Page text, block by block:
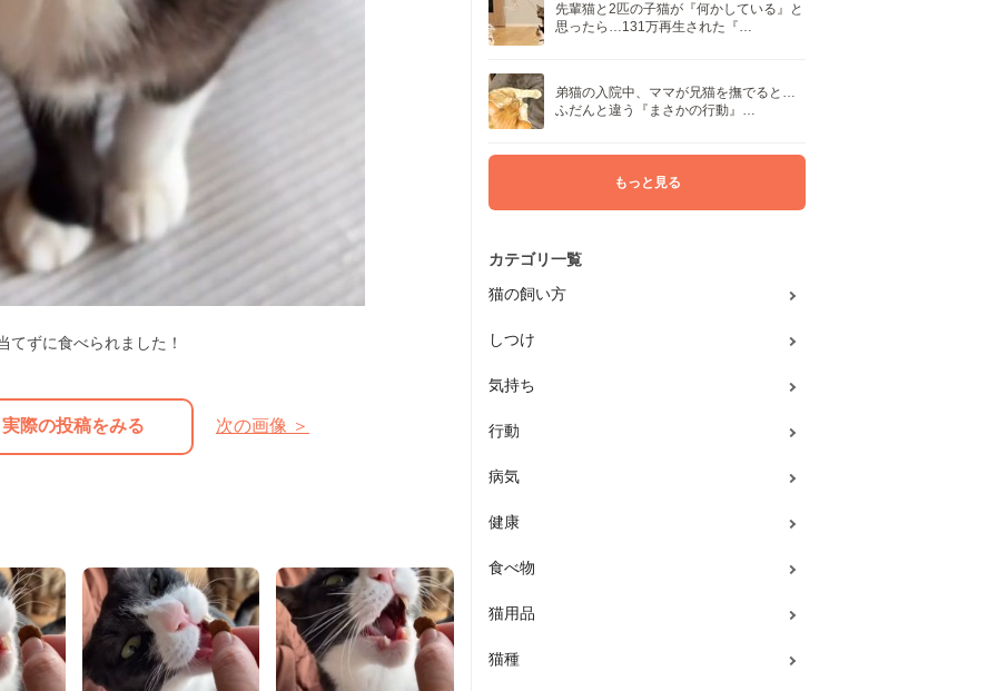
てずに食べられました！
実際の投稿をみる 次の画像 ＞
先輩猫と2匹の子猫が『何かしている』と
思ったら…131万再生された『…
弟猫の入院中、ママが兄猫を撫でると…
ふだんと違う『まさかの行動』…
もっと見る
カテゴリ一覧
猫の飼い方
しつけ
気持ち
行動
病気
健康
食べ物
猫用品
猫種